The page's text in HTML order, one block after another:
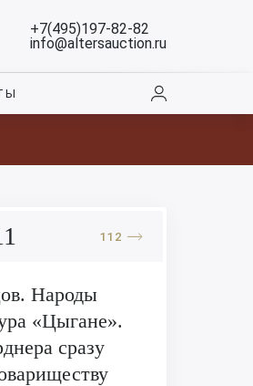
+7(495)197-82-82
info@altersauction.ru
112
Народы
«Цыгане».
сразу